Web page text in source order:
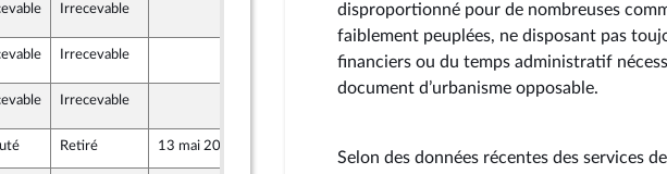
(Rect)
Irrecevable 13 mai 2026
(Rect)
Irrecevable 13 mai 2026
(Rect)
Irrecevable
Retiré 13 mai 2026
disproportionné pour de nombreuses
faiblement peuplées, ne disposant pas
financiers ou du temps administratif
document d’urbanisme opposable.
Selon des données récentes des services